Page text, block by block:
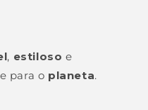
, estiloso e
para o planeta.